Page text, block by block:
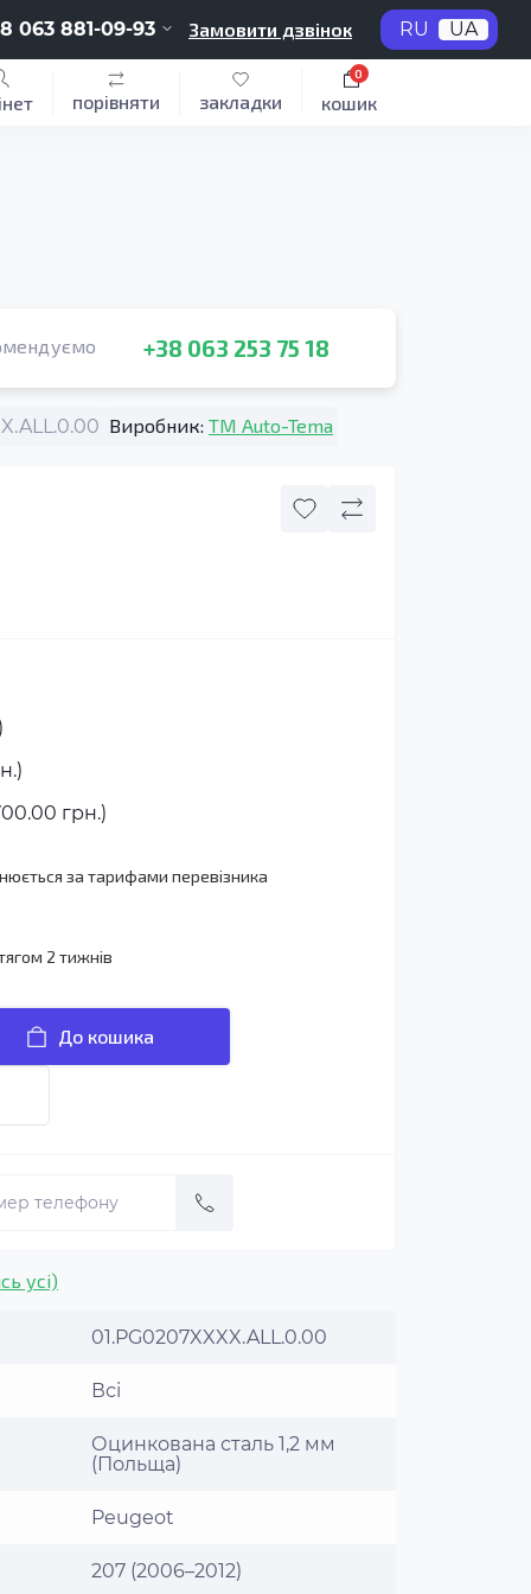
063 881-09-93 Замовити дзвінок RU UA
порівняти закладки кошик
0
+38 063 253 75 18
Виробник: TM Auto-Tema
грн.)
за тарифами перевізника
2 тижнів
До кошика
усі)
01.PG0207XXXX.ALL.0.00
Всі
Оцинкована сталь 1,2 мм
(Польща)
Peugeot
207 (2006–2012)